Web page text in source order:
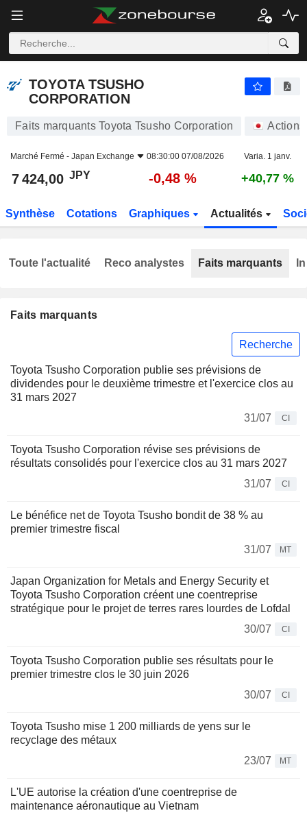
TOYOTA TSUSHO
CORPORATION
Faits marquants Toyota Tsusho Corporation Actions
Marché Fermé - Japan Exchange 08:30:00 07/08/2026 Varia. 1 janv.
7 424,00 JPY -0,48 % +40,77 %
Synthèse Cotations Graphiques Actualités
Faits marquants
Recherche
Toyota Tsusho Corporation publie ses prévisions de
dividendes pour le deuxième trimestre et l'exercice clos au
31 mars 2027
31/07
CI
Toyota Tsusho Corporation révise ses prévisions de
résultats consolidés pour l'exercice clos au 31 mars 2027
31/07
CI
Le bénéfice net de Toyota Tsusho bondit de 38 % au
premier trimestre fiscal
31/07
MT
Japan Organization for Metals and Energy Security et
Toyota Tsusho Corporation créent une coentreprise
stratégique pour le projet de terres rares lourdes de Lofdal
30/07
CI
Toyota Tsusho Corporation publie ses résultats pour le
premier trimestre clos le 30 juin 2026
30/07
CI
Toyota Tsusho mise 1 200 milliards de yens sur le
recyclage des métaux
23/07
MT
L'UE autorise la création d'une coentreprise de
maintenance aéronautique au Vietnam
Toute l'actualité Reco analystes Faits marquants